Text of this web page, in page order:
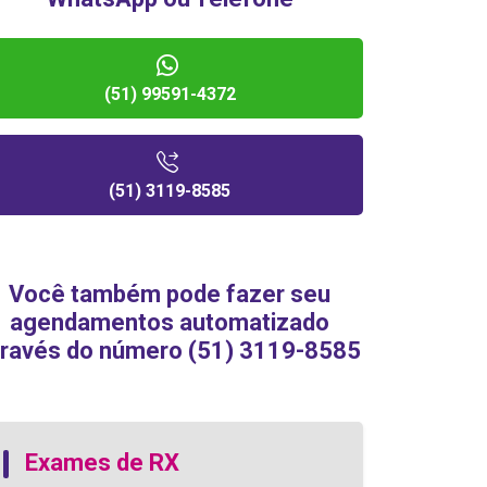
(51) 99591-4372
(51) 3119-8585
Você também pode fazer seu
agendamentos automatizado
do número (51) 3119-8585
Exames de RX